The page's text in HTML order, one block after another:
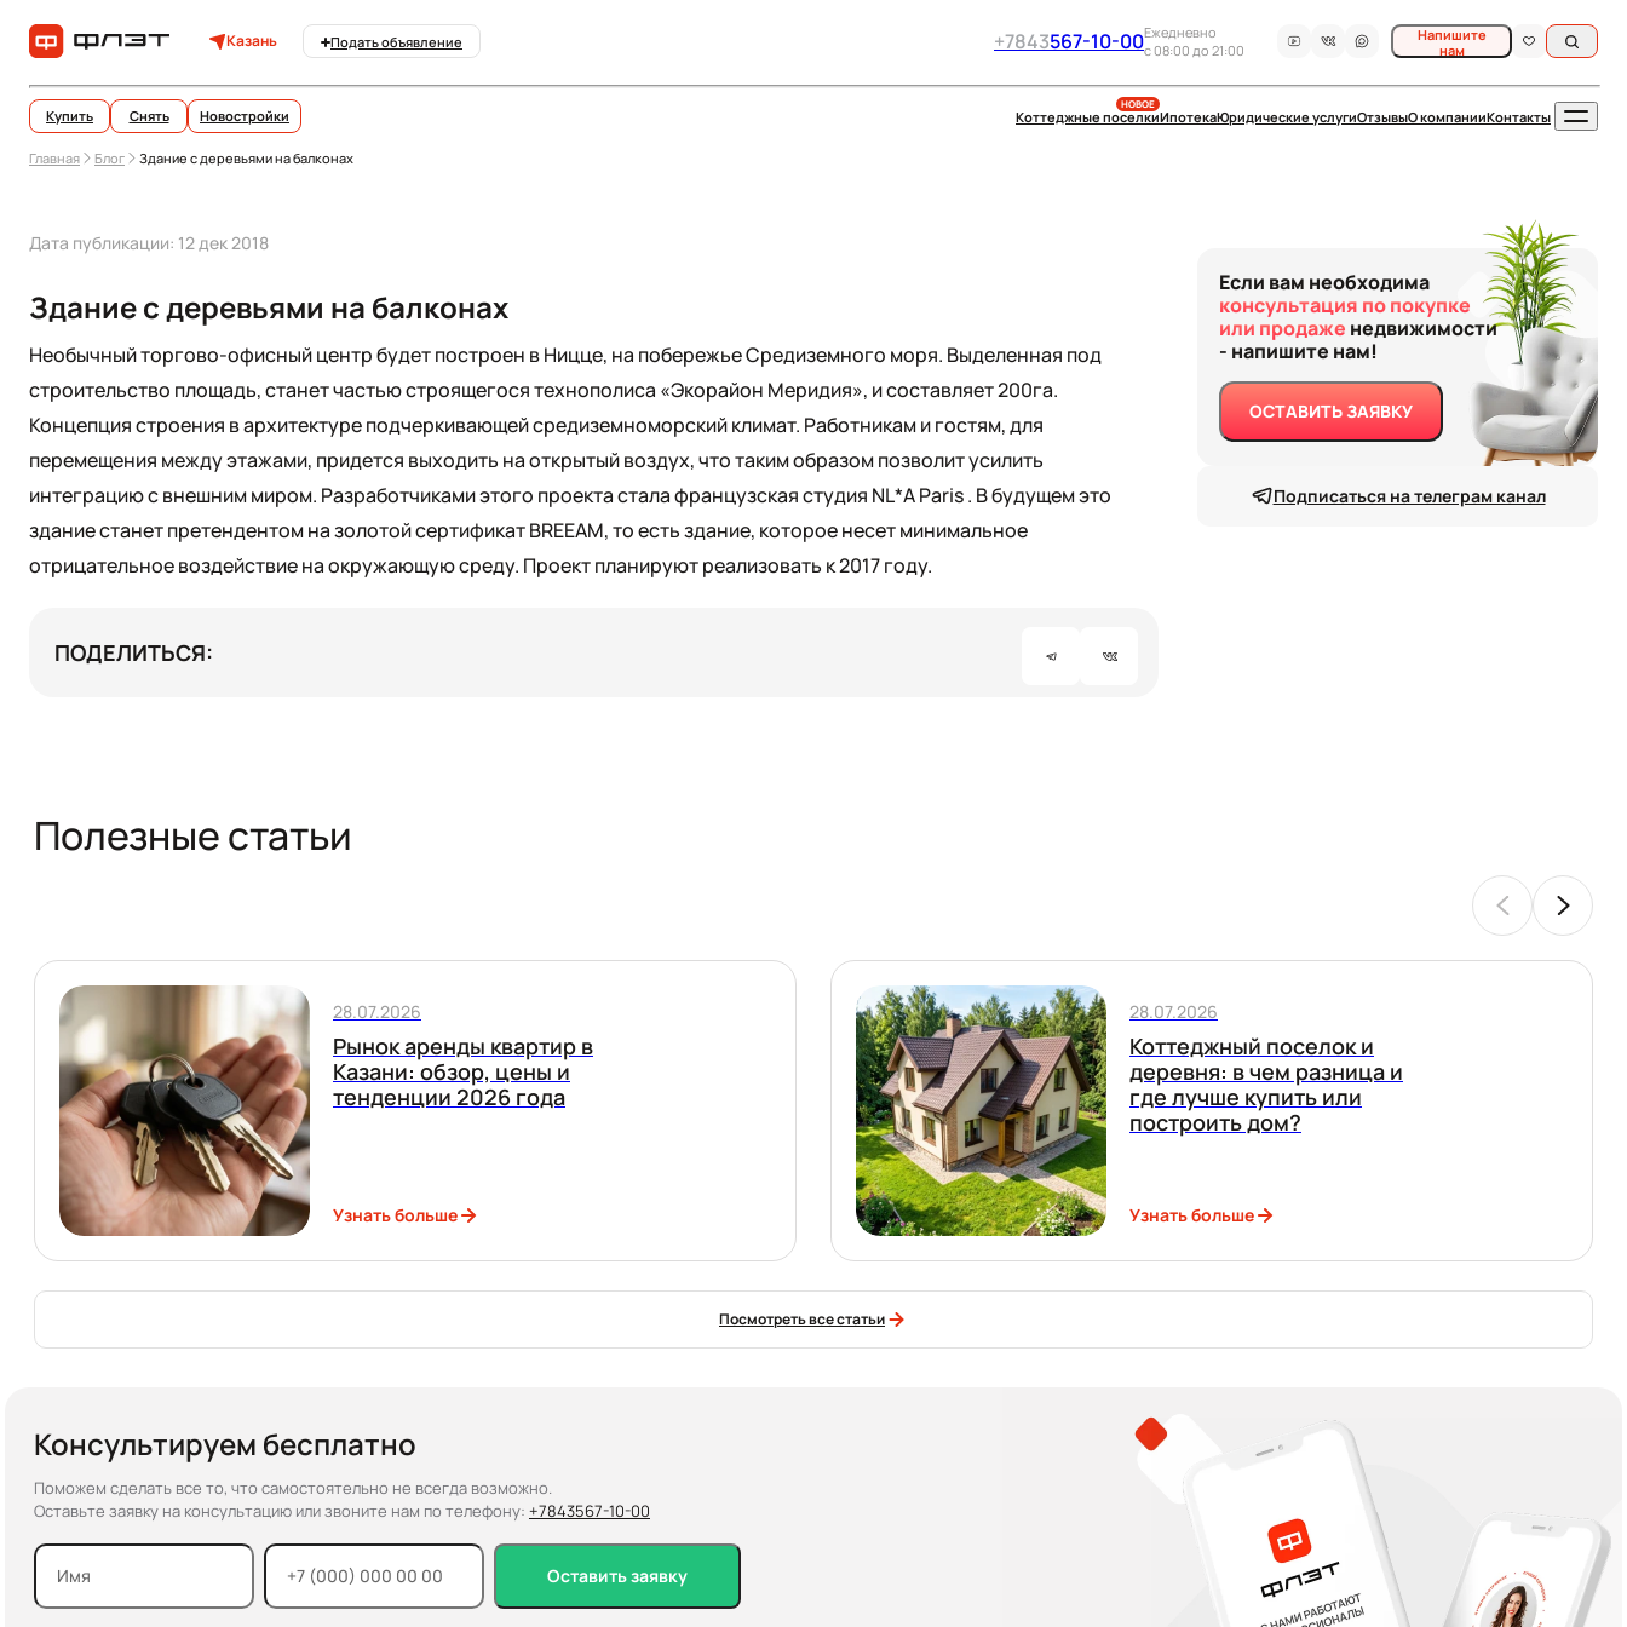
Казань Подать объявление +7843567-10-00Ежедневно
c 08:00 до 21:00
Напишите
нам
Купить Снять Новостройки
НОВОЕ
Коттеджные поселкиИпотекаЮридические услугиОтзывыО компанииКонтакты
Главная Блог Здание с деревьями на балконах
Если вам необходима
консультация по покупке
или продаже недвижимости
- напишите нам!
ОСТАВИТЬ ЗАЯВКУ
Подписаться на телеграм канал
Дата публикации: 12 дек 2018
Здание с деревьями на балконах
Необычный торгово-офисный центр будет построен в Ницце, на побережье Средиземного моря. Выделенная под
строительство площадь, станет частью строящегося технополиса «Экорайон Меридия», и составляет 200га.
Концепция строения в архитектуре подчеркивающей средиземноморский климат. Работникам и гостям, для
перемещения между этажами, придется выходить на открытый воздух, что таким образом позволит усилить
интеграцию с внешним миром. Разработчиками этого проекта стала французская студия NL*A Paris . В будущем это
здание станет претендентом на золотой сертификат BREEAM, то есть здание, которое несет минимальное
отрицательное воздействие на окружающую среду. Проект планируют реализовать к 2017 году.
ПОДЕЛИТЬСЯ:
Полезные статьи
28.07.2026
Рынок аренды квартир в
Казани: обзор, цены и
тенденции 2026 года
Узнать больше
28.07.2026
Коттеджный поселок и
деревня: в чем разница и
где лучше купить или
построить дом?
Узнать больше
Посмотреть все статьи
Консультируем бесплатно
Поможем сделать все то, что самостоятельно не всегда возможно.
Оставьте заявку на консультацию или звоните нам по телефону: +7843567-10-00
Оставить заявку